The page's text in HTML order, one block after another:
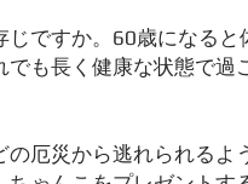
ですか。60歳になると
も長く健康な状態で
厄災から逃れられる